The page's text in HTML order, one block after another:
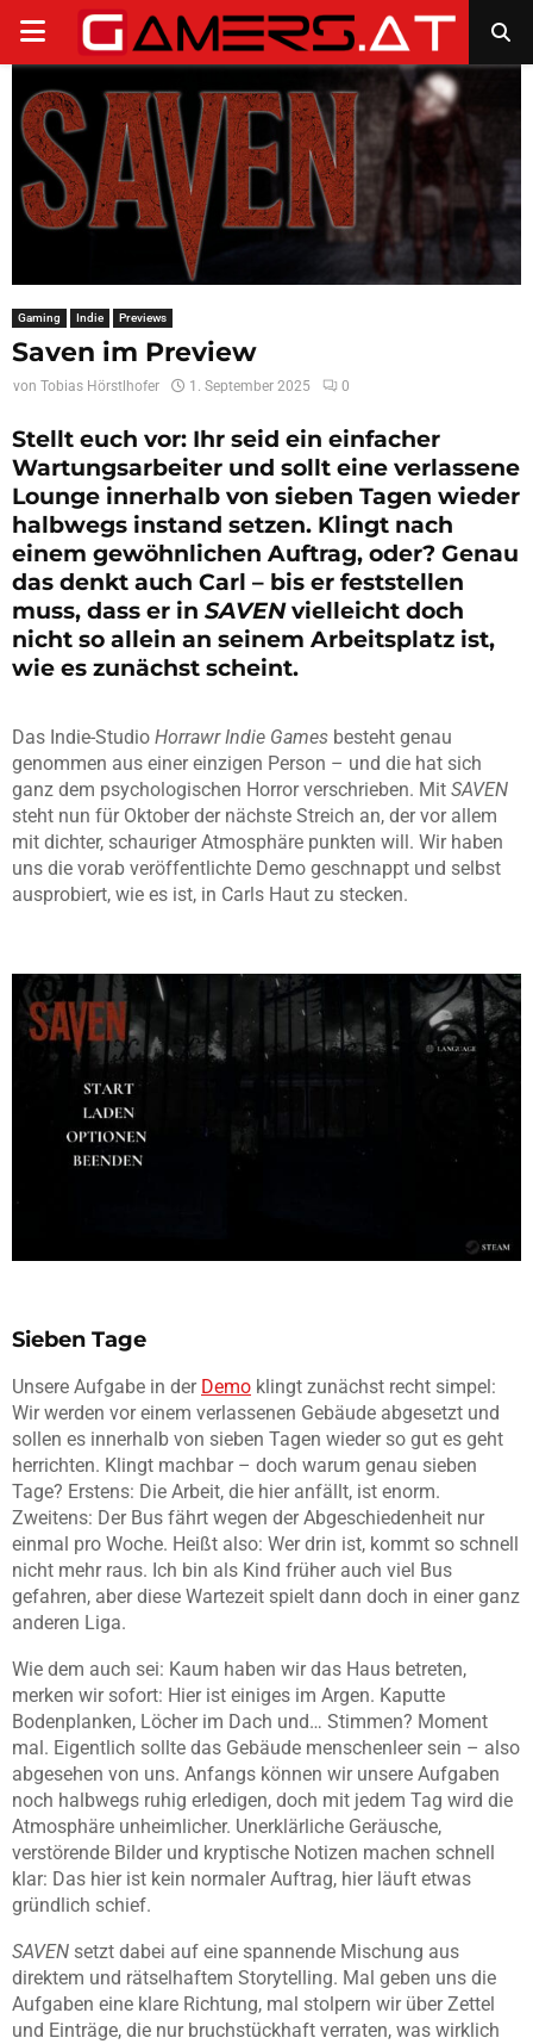
PRIMARY
MENU
Gaming Indie Previews
Saven im Preview
von Tobias Hörstlhofer 1. September 2025 0
Stellt euch vor: Ihr seid ein einfacher
Wartungsarbeiter und sollt eine verlassene
Lounge innerhalb von sieben Tagen wieder
halbwegs instand setzen. Klingt nach
einem gewöhnlichen Auftrag, oder? Genau
das denkt auch Carl – bis er feststellen
muss, dass er in SAVENvielleicht doch
nicht so allein an seinem Arbeitsplatz ist,
wie es zunächst scheint.
Das Indie-Studio Horrawr Indie Games besteht genau
genommen aus einer einzigen Person – und die hat sich
ganz dem psychologischen Horror verschrieben. Mit SAVEN
steht nun für Oktober der nächste Streich an, der vor allem
mit dichter, schauriger Atmosphäre punkten will. Wir haben
uns die vorab veröffentlichte Demo geschnappt und selbst
ausprobiert, wie es ist, in Carls Haut zu stecken.
Sieben Tage
Unsere Aufgabe in der Demo klingt zunächst recht simpel:
Wir werden vor einem verlassenen Gebäude abgesetzt und
sollen es innerhalb von sieben Tagen wieder so gut es geht
herrichten. Klingt machbar – doch warum genau sieben
Tage? Erstens: Die Arbeit, die hier anfällt, ist enorm.
Zweitens: Der Bus fährt wegen der Abgeschiedenheit nur
einmal pro Woche. Heißt also: Wer drin ist, kommt so schnell
nicht mehr raus. Ich bin als Kind früher auch viel Bus
gefahren, aber diese Wartezeit spielt dann doch in einer ganz
anderen Liga.
Wie dem auch sei: Kaum haben wir das Haus betreten,
merken wir sofort: Hier ist einiges im Argen. Kaputte
Bodenplanken, Löcher im Dach und… Stimmen? Moment
mal. Eigentlich sollte das Gebäude menschenleer sein – also
abgesehen von uns. Anfangs können wir unsere Aufgaben
noch halbwegs ruhig erledigen, doch mit jedem Tag wird die
Atmosphäre unheimlicher. Unerklärliche Geräusche,
verstörende Bilder und kryptische Notizen machen schnell
klar: Das hier ist kein normaler Auftrag, hier läuft etwas
gründlich schief.
SAVEN setzt dabei auf eine spannende Mischung aus
direktem und rätselhaftem Storytelling. Mal geben uns die
Aufgaben eine klare Richtung, mal stolpern wir über Zettel
und Einträge, die nur bruchstückhaft verraten, was wirklich